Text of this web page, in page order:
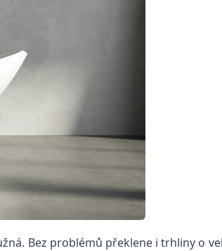
Bez problémů překlene i trhliny o